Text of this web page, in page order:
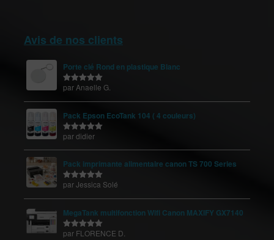
Avis de nos clients
Porte clé Rond en plastique Blanc
Note5sur
par Anaelle G.
Pack Epson EcoTank 104 ( 4 couleurs)
Note 5sur
par didier
Pack imprimante alimentaire canon TS 700 Series
Note5sur
par Jessica Solé
MegaTank multifonction Wifi Canon MAXIFY GX7140
Note sur
par FLORENCE D.